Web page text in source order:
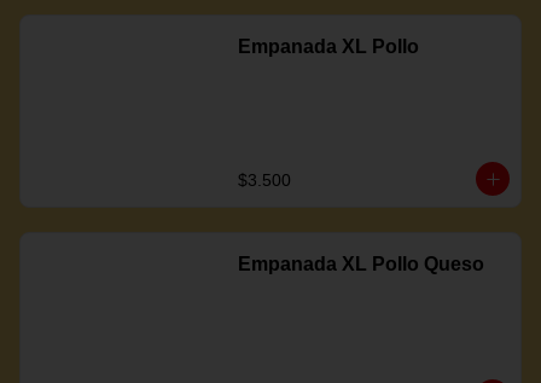
Empanada XL Pollo
$3.500
Empanada XL Pollo Queso